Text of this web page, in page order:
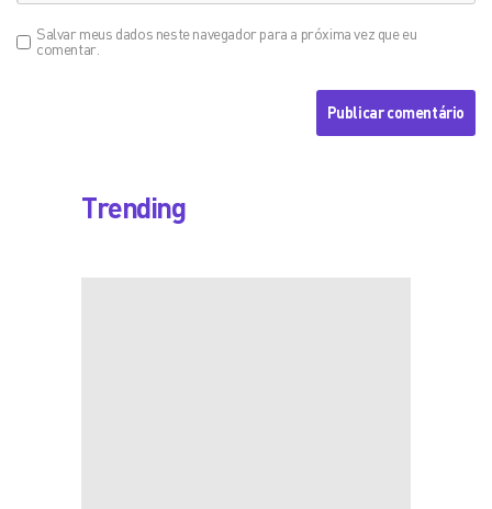
Salvar meus dados neste navegador para a próxima vez que eu
comentar.
Trending